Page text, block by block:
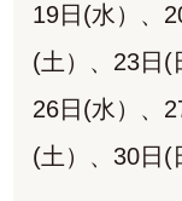
19日(水）、
(土）、23日(
26日(水）、
(土）、30日(